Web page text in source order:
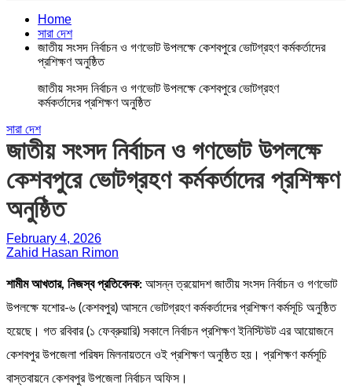
Home
সারা দেশ
জাতীয় সংসদ নির্বাচন ও গণভোট উপলক্ষে কেশবপুরে ভোটগ্রহণ কর্মকর্তাদের
প্রশিক্ষণ অনুষ্ঠিত
জাতীয় সংসদ নির্বাচন ও গণভোট উপলক্ষে কেশবপুরে ভোটগ্রহণ
কর্মকর্তাদের প্রশিক্ষণ অনুষ্ঠিত
সারা দেশ
জাতীয় সংসদ নির্বাচন ও গণভোট উপলক্ষে
কেশবপুরে ভোটগ্রহণ কর্মকর্তাদের প্রশিক্ষণ
অনুষ্ঠিত
February 4, 2026
Zahid Hasan Rimon
শামীম আখতার, নিজস্ব প্রতিবেদক: আসন্ন ত্রয়োদশ জাতীয় সংসদ নির্বাচন ও গণভোট
উপলক্ষে যশোর-৬ (কেশবপুর) আসনে ভোটগ্রহণ কর্মকর্তাদের প্রশিক্ষণ কর্মসূচি অনুষ্ঠিত
হয়েছে। গত রবিবার (১ ফেব্রুয়ারি) সকালে নির্বাচন প্রশিক্ষণ ইনিস্টিউট এর আয়োজনে
কেশবপুর উপজেলা পরিষদ মিলনায়তনে ওই প্রশিক্ষণ অনুষ্ঠিত হয়। প্রশিক্ষণ কর্মসূচি
বাস্তবায়নে কেশবপুর উপজেলা নির্বাচন অফিস।